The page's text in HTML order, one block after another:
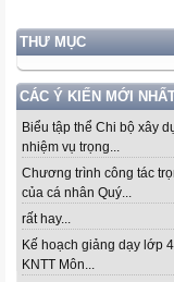
THƯ MỤC
CÁC Ý KIẾN MỚI
Biểu tập thể Chi bộ xây
nhiệm vụ trọng...
Chương trình công tác
của cá nhân Quý...
rất hay...
Kế hoạch giảng dạy lớp
KNTT Môn...